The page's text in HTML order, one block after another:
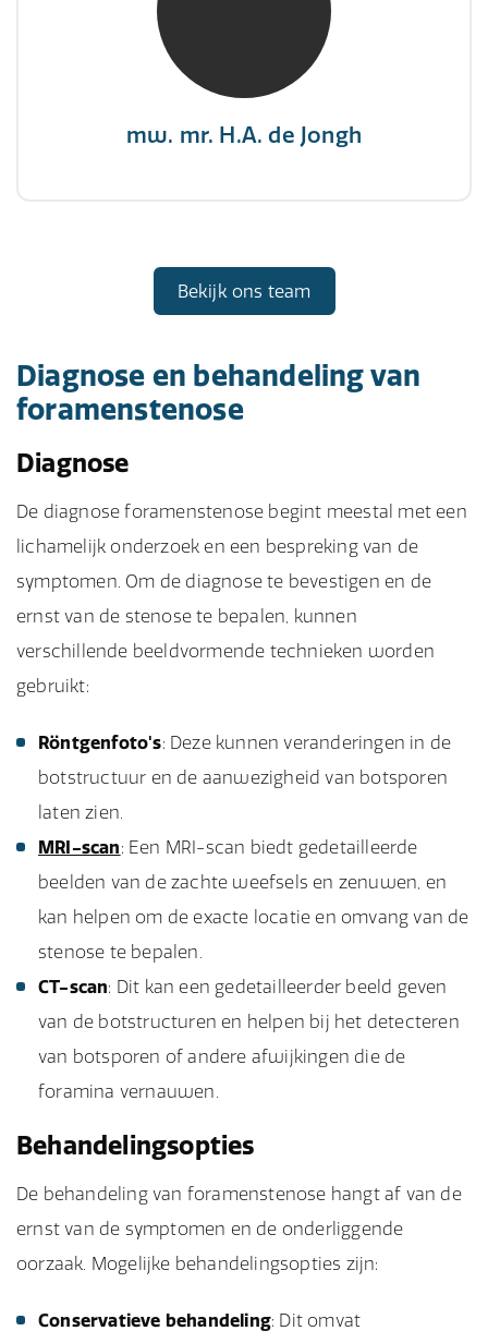
mw. mr. H.A. de Jongh
"There is no elevator to succes, you need to
Bekijk ons team
Diagnose en behandeling van
foramenstenose
Diagnose
De diagnose foramenstenose begint meestal met een
lichamelijk onderzoek en een bespreking van de
symptomen. Om de diagnose te bevestigen en de
ernst van de stenose te bepalen, kunnen
verschillende beeldvormende technieken worden
gebruikt:
Röntgenfoto's: Deze kunnen veranderingen in de
botstructuur en de aanwezigheid van botsporen
laten zien.
MRI-scan: Een MRI-scan biedt gedetailleerde
beelden van de zachte weefsels en zenuwen, en
kan helpen om de exacte locatie en omvang van de
stenose te bepalen.
CT-scan: Dit kan een gedetailleerder beeld geven
van de botstructuren en helpen bij het detecteren
van botsporen of andere afwijkingen die de
foramina vernauwen.
Behandelingsopties
De behandeling van foramenstenose hangt af van de
ernst van de symptomen en de onderliggende
oorzaak. Mogelijke behandelingsopties zijn:
Conservatieve behandeling: Dit omvat